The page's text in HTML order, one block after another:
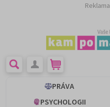
Reklama
PRÁVA
PSYCHOLOGII